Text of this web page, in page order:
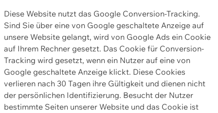
Diese Website nutzt das Google Conversion-Tracking.
Sind Sie über eine von Google geschaltete Anzeige auf
unsere Website gelangt, wird von Google Ads ein Cookie
auf Ihrem Rechner gesetzt. Das Cookie für Conversion-
Tracking wird gesetzt, wenn ein Nutzer auf eine von
Google geschaltete Anzeige klickt. Diese Cookies
verlieren nach 30 Tagen ihre Gültigkeit und dienen nicht
der persönlichen Identifizierung. Besucht der Nutzer
bestimmte Seiten unserer Website und das Cookie ist